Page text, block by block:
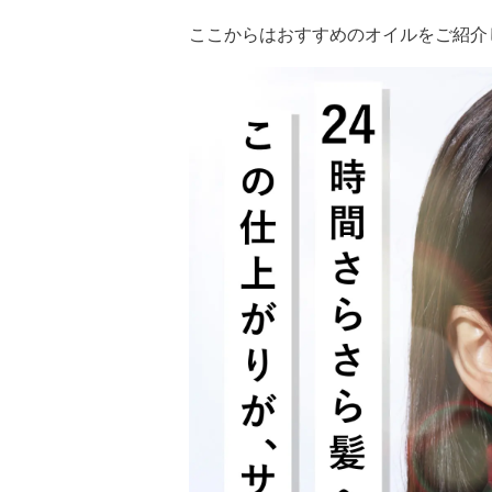
ここからはおすすめのオイルをご紹